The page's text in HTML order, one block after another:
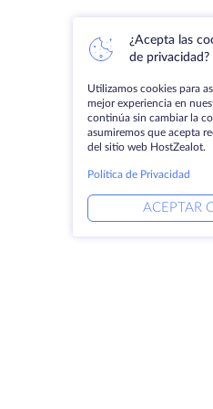
¿Acepta las
de privacidad?
Utilizamos cookies para
mejor experiencia en
continúa sin cambiar la
asumiremos que acepta
del sitio web HostZealot.
Política de Privacidad
ACEPTAR